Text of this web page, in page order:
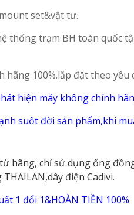
đ(VAT)
Casper CC-
– Công Suất
87
Inverter
36IS35
4 Hp
set&vật tư.
thống trạm BH toàn quốc
hãng 100%.lắp đặt theo yêu
hiện máy không chính
suốt đời sản phẩm,khi
hãng, chỉ sử dụng ống
điện Cadivi.
1 đổi 1&HOÀN TIỀN 100%